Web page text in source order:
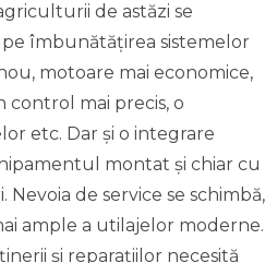
de astăzi se
îmbunătățirea sistemelor
motoare mai economice,
control mai precis, o
etc. Dar și o integrare
montat și chiar cu
de service se schimbă,
ample a utilajelor moderne.
și reparațiilor necesită